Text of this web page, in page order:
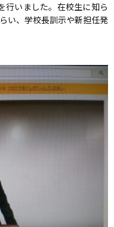
行いました。在校生に知ら
い、学校長訓示や新担任発